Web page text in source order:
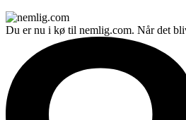
Du er nu i kø til nemlig.com. Når det